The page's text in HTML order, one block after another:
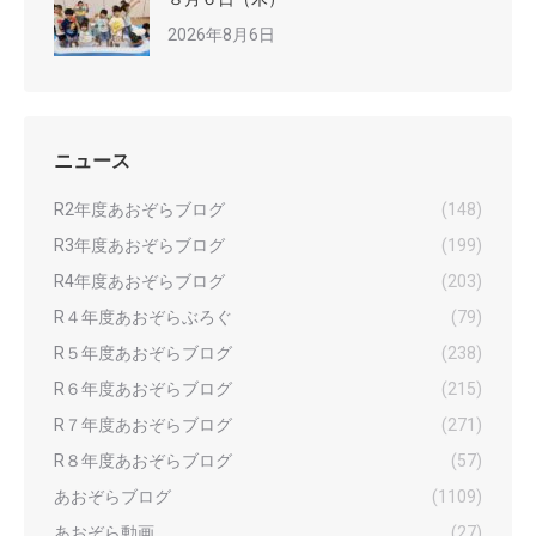
2026年8月6日
ニュース
R2年度あおぞらブログ
(148)
R3年度あおぞらブログ
(199)
R4年度あおぞらブログ
(203)
R４年度あおぞらぶろぐ
(79)
R５年度あおぞらブログ
(238)
R６年度あおぞらブログ
(215)
R７年度あおぞらブログ
(271)
R８年度あおぞらブログ
(57)
あおぞらブログ
(1109)